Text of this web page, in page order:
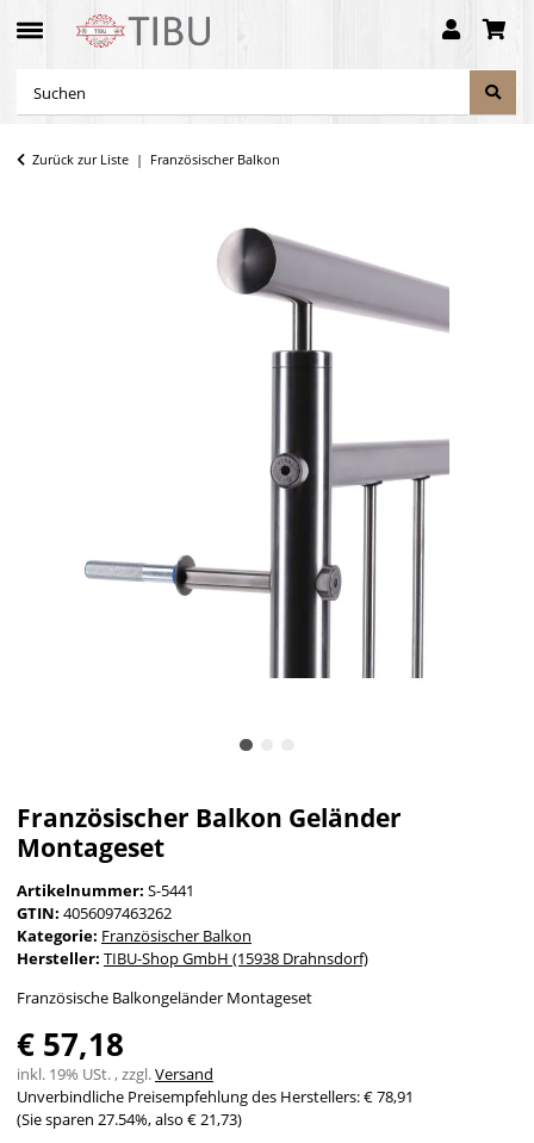
Zurück zur Liste Französischer Balkon
Französischer Balkon Geländer
Montageset
Artikelnummer: S-5441
GTIN: 4056097463262
Kategorie: Französischer Balkon
Hersteller: TIBU-Shop GmbH (15938 Drahnsdorf)
Französische Balkongeländer Montageset
€ 57,18
inkl. 19% USt. , zzgl.Versand
Unverbindliche Preisempfehlung des Herstellers:€ 78,91
(Sie sparen 27.54%, also € 21,73)